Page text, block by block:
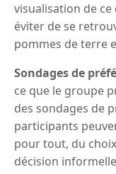
visualisation de
éviter de se
pommes de terre
Sondages de
ce que le groupe
des sondages de
participants
pour tout, du
décision